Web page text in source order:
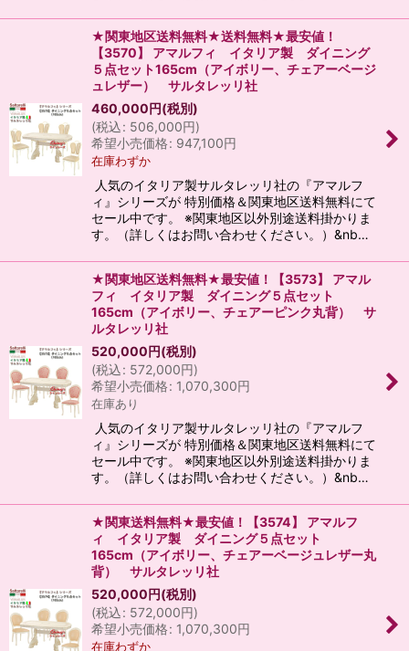
★関東地区送料無料★送料無料★最安値！
【3570】 アマルフィ イタリア製 ダイニング
５点セット165cm（アイボリー、チェアーベージ
ュレザー） サルタレッリ社
460,000円(税別)
(税込: 506,000円)
希望小売価格: 947,100円
在庫わずか
人気のイタリア製サルタレッリ社の『アマルフ
ィ』シリーズが 特別価格＆関東地区送料無料にて
セール中です。 ※関東地区以外別途送料掛かりま
す。（詳しくはお問い合わせください。）&nb…
★関東地区送料無料★最安値！【3573】 アマル
フィ イタリア製 ダイニング５点セット
165cm（アイボリー、チェアーピンク丸背） サ
ルタレッリ社
520,000円(税別)
(税込: 572,000円)
希望小売価格: 1,070,300円
在庫あり
人気のイタリア製サルタレッリ社の『アマルフ
ィ』シリーズが 特別価格＆関東地区送料無料にて
セール中です。 ※関東地区以外別途送料掛かりま
す。（詳しくはお問い合わせください。）&nb…
★関東送料無料★最安値！【3574】 アマルフ
ィ イタリア製 ダイニング５点セット
165cm（アイボリー、チェアーベージュレザー丸
背） サルタレッリ社
520,000円(税別)
(税込: 572,000円)
希望小売価格: 1,070,300円
在庫わずか